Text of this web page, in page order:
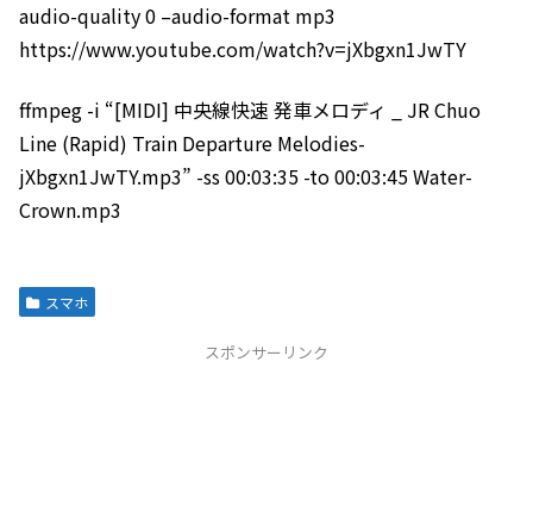
audio-quality 0 –audio-format mp3
https://www.youtube.com/watch?v=jXbgxn1JwTY
ffmpeg -i “[MIDI] 中央線快速 発車メロディ _ JR Chuo
Line (Rapid) Train Departure Melodies-
jXbgxn1JwTY.mp3” -ss 00:03:35 -to 00:03:45 Water-
Crown.mp3
スマホ
スポンサーリンク